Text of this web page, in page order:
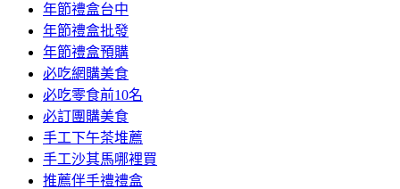
年節禮盒台中
年節禮盒批發
年節禮盒預購
必吃網購美食
必吃零食前10名
必訂團購美食
手工下午茶堆薦
手工沙其馬哪裡買
推薦伴手禮禮盒